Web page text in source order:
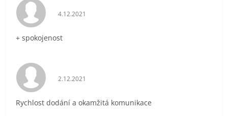
Hodnocení obchodu je 5 z 5 hvězdiček.
4.12.2021
+ spokojenost
Hodnocení obchodu je 5 z 5 hvězdiček.
2.12.2021
Rychlost dodání a okamžitá komunikace